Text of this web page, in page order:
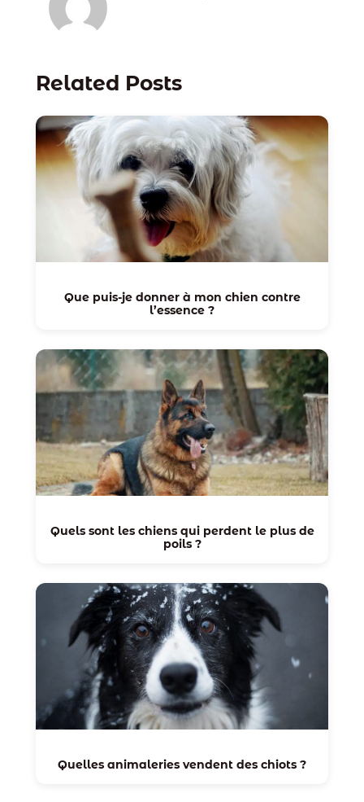
Related Posts
Que puis-je donner à mon chien contre
l’essence ?
Quels sont les chiens qui perdent le plus de
poils ?
Quelles animaleries vendent des chiots ?